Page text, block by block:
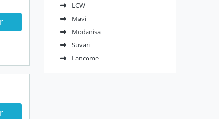
LCW
Mavi
Modanisa
Süvari
Lancome